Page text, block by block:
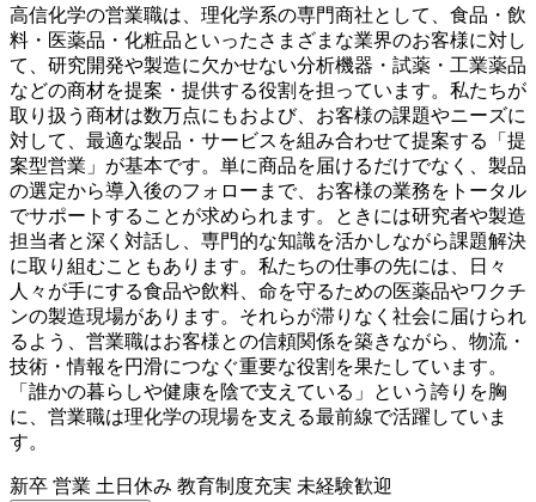
高信化学の営業職は、理化学系の専門商社として、食品・飲
料・医薬品・化粧品といったさまざまな業界のお客様に対し
て、研究開発や製造に欠かせない分析機器・試薬・工業薬品
などの商材を提案・提供する役割を担っています。私たちが
取り扱う商材は数万点にもおよび、お客様の課題やニーズに
対して、最適な製品・サービスを組み合わせて提案する「提
案型営業」が基本です。単に商品を届けるだけでなく、製品
の選定から導入後のフォローまで、お客様の業務をトータル
でサポートすることが求められます。ときには研究者や製造
担当者と深く対話し、専門的な知識を活かしながら課題解決
に取り組むこともあります。私たちの仕事の先には、日々
人々が手にする食品や飲料、命を守るための医薬品やワクチ
ンの製造現場があります。それらが滞りなく社会に届けられ
るよう、営業職はお客様との信頼関係を築きながら、物流・
技術・情報を円滑につなぐ重要な役割を果たしています。
「誰かの暮らしや健康を陰で支えている」という誇りを胸
に、営業職は理化学の現場を支える最前線で活躍していま
す。
新卒 営業 土日休み 教育制度充実 未経験歓迎